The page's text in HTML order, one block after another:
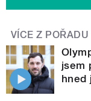
VÍCE Z POŘADU
jsem
hned